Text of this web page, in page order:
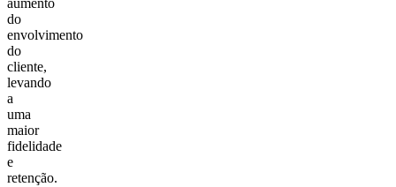
aumento
do
envolvimento
do
cliente,
levando
a
uma
maior
fidelidade
e
retenção.